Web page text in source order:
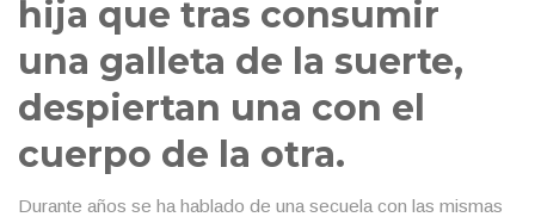
hija que tras consumir
una galleta de la suerte,
despiertan una con el
cuerpo de la otra.
Durante años se ha hablado de una secuela con las mismas